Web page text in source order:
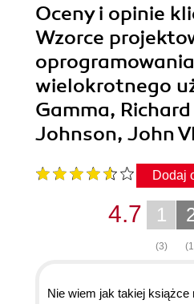
Oceny i opinie
Wzorce
wielokrotnego
Gamma,
Johnson, John
Dodaj
1
(3)
4.7
Nie wiem jak takiej książce